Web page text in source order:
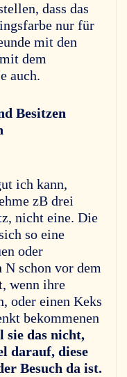
dass das
nur für
mit den
dem
auch.
Besitzen
ich kann,
zB drei
nicht eine. Die
so eine
oder
N schon vor dem
wenn ihre
oder einen Keks
bekommenen
sie das nicht,
darauf, diese
Besuch da ist.